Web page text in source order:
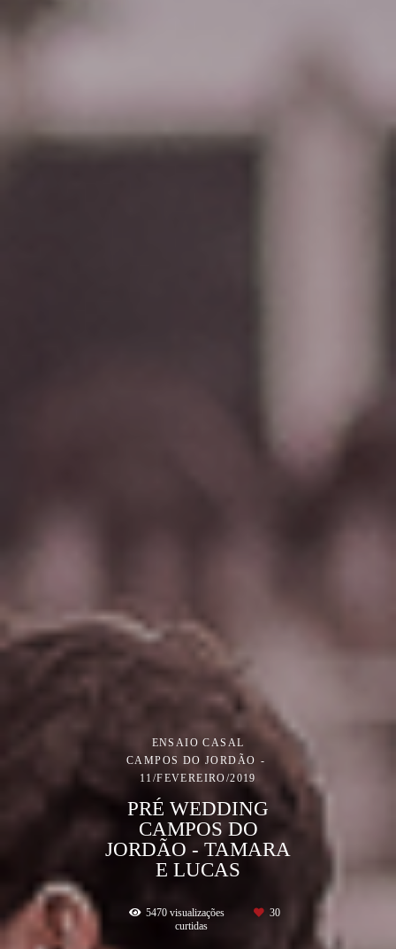
ENSAIO CASAL
CAMPOS DO JORDÃO
11/FEVEREIRO/2019
PRÉ WEDDING
CAMPOS DO
JORDÃO - TAMARA
E LUCAS
5470 visualizações
30
curtidas